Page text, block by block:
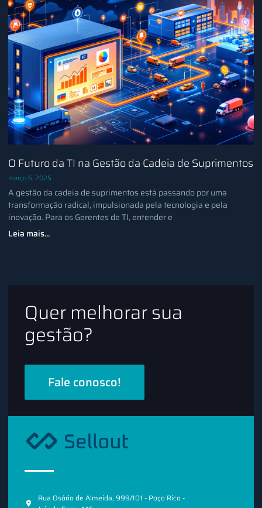
O Futuro da TI na Gestão da Cadeia de Suprimentos
março 6, 2025
A gestão da cadeia de suprimentos está passando por uma
transformação radical, impulsionada pela tecnologia e pela
inovação. Para os Gerentes de TI, entender e
Leia mais...
Quer melhorar sua
gestão?
Fale conosco!
Rua Osório de Almeida, 999/101 - Poço Rico -